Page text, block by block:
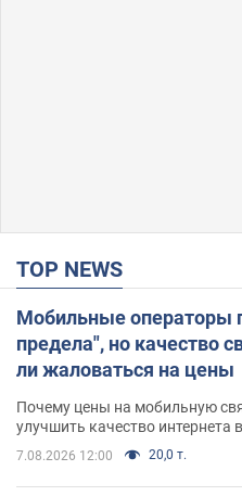
TOP NEWS
Мобильные операторы
предела", но качество
ли жаловаться на цены
Почему цены на мобильную
улучшить качество интернета
7.08.2026 12:00 20,0 т.